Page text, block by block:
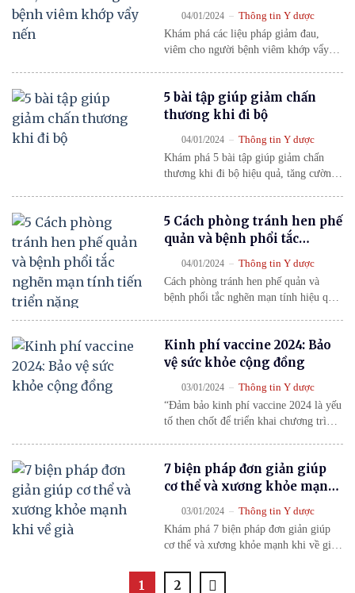
vẩy nến
04/01/2024 - Thông tin Y dược
Khám phá các liệu pháp giảm đau,
viêm cho người bệnh viêm khớp vẩy
5 bài tập giúp giảm chấn
thương khi đi bộ
04/01/2024 - Thông tin Y dược
Khám phá 5 bài tập giúp giảm chấn
thương khi đi bộ hiệu quả, tăng cường
thực hiện tại nhà.
5 Cách phòng tránh hen phế
quản và bệnh phổi tắc
nghẽn mạn tính tiến triển
nặng
04/01/2024 - Thông tin Y dược
Cách phòng tránh hen phế quản và
bệnh phổi tắc nghẽn mạn tính hiệu quả:
cổ truyền, giúp duy trì chức năng phổi
và giảm biến chứng.
Kinh phí vaccine 2024: Bảo
vệ sức khỏe cộng đồng
03/01/2024 - Thông tin Y dược
“Đảm bảo kinh phí vaccine 2024 là yếu
tố then chốt để triển khai chương trình
hiệu quả.”
7 biện pháp đơn giản giúp
cơ thể và xương khỏe mạnh
khi về già
03/01/2024 - Thông tin Y dược
Khám phá 7 biện pháp đơn giản giúp
cơ thể và xương khỏe mạnh khi về già,
cơ xương đúng cách.
1 2